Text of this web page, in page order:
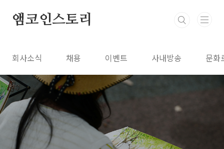
앰코인스토리
회사소식 채용 이벤트 사내방송 문화